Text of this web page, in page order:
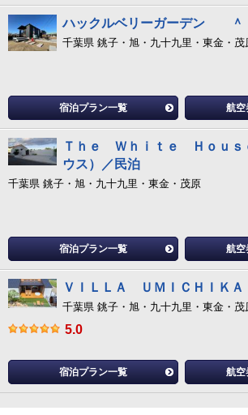
ハックルベリーガーデン ＾
千葉県 銚子・旭・九十九里・東金・茂
宿泊プラン一覧 航空
Ｔｈｅ Ｗｈｉｔｅ Ｈｏｕ
ウス）／民泊
千葉県 銚子・旭・九十九里・東金・茂原
宿泊プラン一覧 航空
ＶＩＬＬＡ ＵＭＩＣＨＩＫ
千葉県 銚子・旭・九十九里・東金・茂
5.0
宿泊プラン一覧 航空